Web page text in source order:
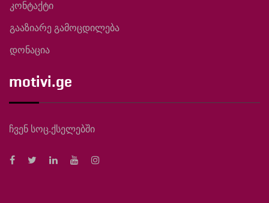
კონტაქტი
გააზიარე გამოცდილება
დონაცია
motivi.ge
ჩვენ სოც.ქსელებში